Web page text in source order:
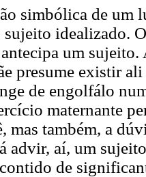
simbólica de um
idealizado.
um
presume existir
de engolfálo
maternante
mas também, a
advir, aí, um
de